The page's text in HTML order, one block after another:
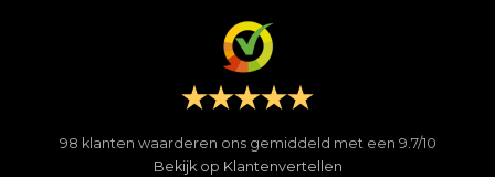
98 klanten waarderen ons gemiddeld met een 9.7/10
Bekijk op Klantenvertellen